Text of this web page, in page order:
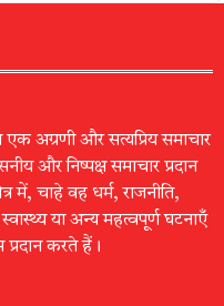
अग्रणी और सत्यप्रिय समाचार
और निष्पक्ष समाचार प्रदान
में, चाहे वह धर्म, राजनीति,
या अन्य महत्वपूर्ण घटनाएँ
प्रदान करते हैं।